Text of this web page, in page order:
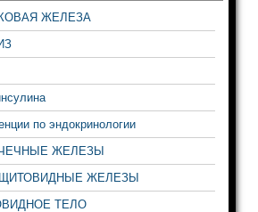
ЖЕЛЕЗА
по эндокринологии
ЖЕЛЕЗЫ
ЖЕЛЕЗЫ
ТЕЛО